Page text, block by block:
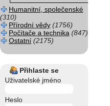
Humanitní, společenské
(310)
Přírodní vědy (1756)
Počítače a technika (847)
Ostatní (2175)
Přihlaste se
Uživatelské jméno
Heslo